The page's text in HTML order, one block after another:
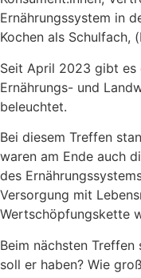
Ernährungssystem in
Kochen als Schulfach,
Seit April 2023 gibt es
Ernährungs- und
beleuchtet.
Bei diesem Treffen
waren am Ende auch
des
Versorgung mit
Wertschöpfungskette
Beim nächsten Treffen
soll er haben? Wie